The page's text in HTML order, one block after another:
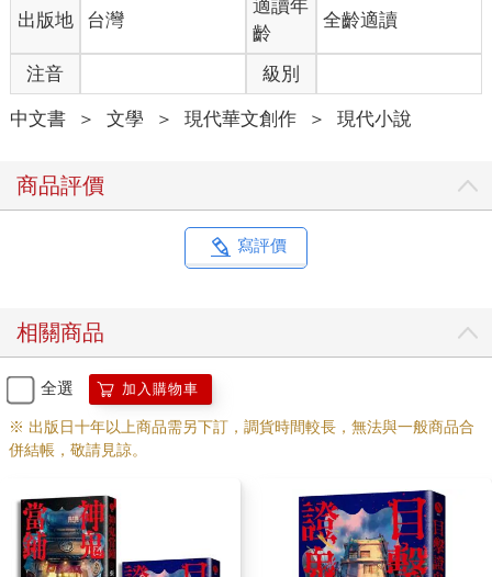
出版地 台灣
適讀年
齡
全齡適讀
注音 級別
中文書 ＞ 文學 ＞ 現代華文創作 ＞ 現代小說
商品評價
寫評價
相關商品
全選 加入購物車
※ 出版日十年以上商品需另下訂，調貨時間較長，無法與一般商品合
併結帳，敬請見諒。